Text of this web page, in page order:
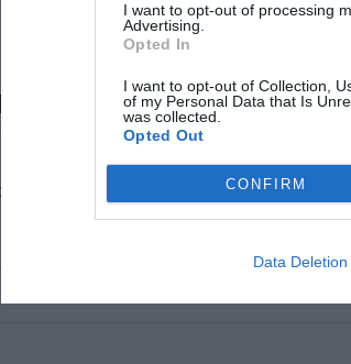
I want to opt-out of processing
Advertising.
Opted In
I want to opt-out of Collection,
of my Personal Data that Is
was collected.
Opted Out
CONFIRM
Data Deletion
απόψε στο Ertflix την ταινία - έπος που για
Η στρατηγική last minute και η νέα